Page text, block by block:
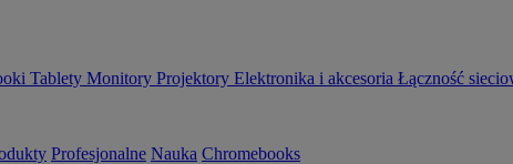
Tablety Monitory Projektory Elektronika i akcesoria Łączność
Profesjonalne Nauka Chromebooks